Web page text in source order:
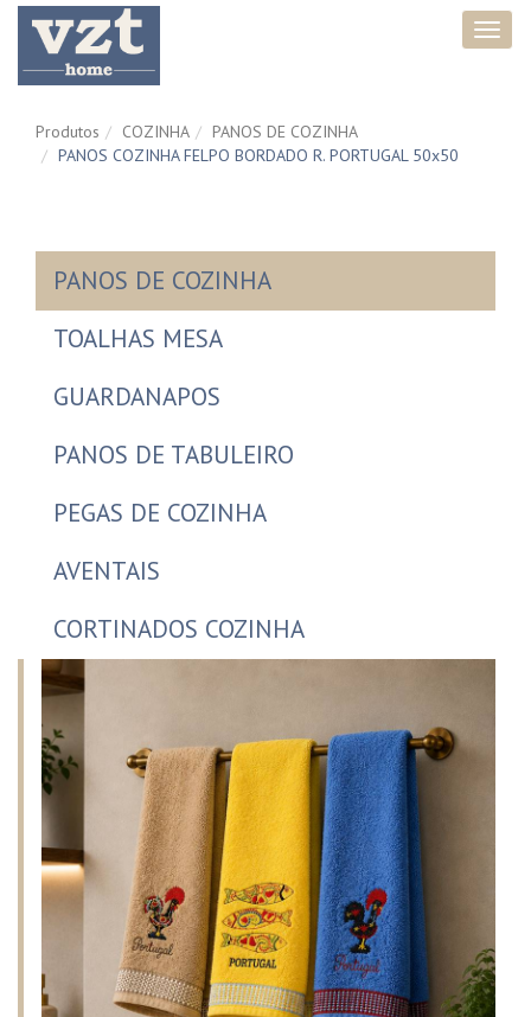
Produtos COZINHA
PANOS DE COZINHA
PANOS COZINHA FELPO BORDADO R. PORTUGAL 50x50
PANOS DE COZINHA
TOALHAS MESA
GUARDANAPOS
PANOS DE TABULEIRO
PEGAS DE COZINHA
AVENTAIS
CORTINADOS COZINHA